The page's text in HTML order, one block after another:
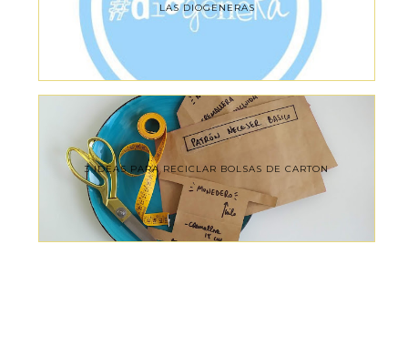
LAS DIOGENERAS
3 IDEAS PARA RECICLAR BOLSAS DE CARTON